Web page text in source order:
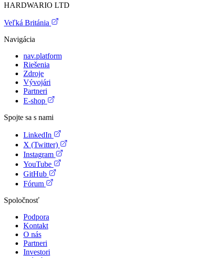
HARDWARIO LTD
Veľká Británia
Navigácia
nav.platform
Riešenia
Zdroje
Vývojári
Partneri
E-shop
Spojte sa s nami
LinkedIn
X (Twitter)
Instagram
YouTube
GitHub
Fórum
Spoločnosť
Podpora
Kontakt
O nás
Partneri
Investori